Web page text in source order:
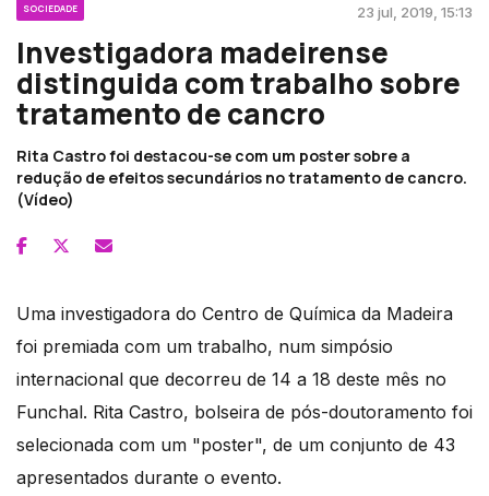
SOCIEDADE 23 jul, 2019, 15:13
Investigadora madeirense
distinguida com trabalho sobre
tratamento de cancro
Rita Castro foi destacou-se com um poster sobre a
redução de efeitos secundários no tratamento de cancro.
(Vídeo)
Uma investigadora do Centro de Química da Madeira
foi premiada com um trabalho, num simpósio
internacional que decorreu de 14 a 18 deste mês no
Funchal. Rita Castro, bolseira de pós-doutoramento foi
selecionada com um "poster", de um conjunto de 43
apresentados durante o evento.